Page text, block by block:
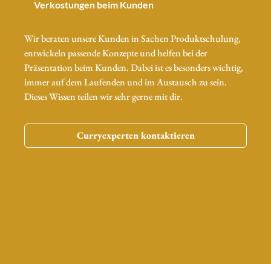
Verkostungen beim Kunden
Wir beraten unsere Kunden in Sachen Produktschulung,
entwickeln passende Konzepte und helfen bei der
Präsentation beim Kunden. Dabei ist es besonders wichtig,
immer auf dem Laufenden und im Austausch zu sein.
Dieses Wissen teilen wir sehr gerne mit dir.
Curryexperten kontaktieren